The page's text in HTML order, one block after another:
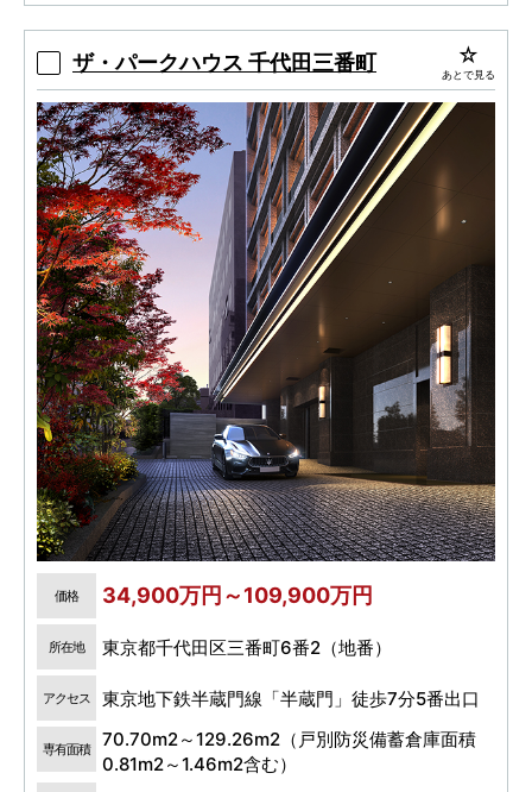
ザ・パークハウス 千代田三番町 あとで見る
価格 34,900万円～109,900万円
所在地 東京都千代田区三番町6番2（地番）
アクセス 東京地下鉄半蔵門線「半蔵門」徒歩7分5番出口
専有面積
70.70m2～129.26m2（戸別防災備蓄倉庫面積
0.81m2～1.46m2含む）